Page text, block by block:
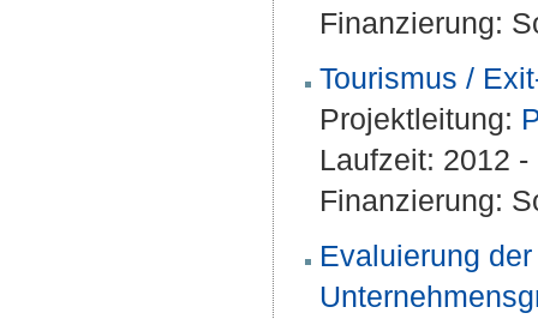
Finanzierung:
Tourismus /
Projektleitung:
Laufzeit: 2012
Finanzierung:
Evaluierung